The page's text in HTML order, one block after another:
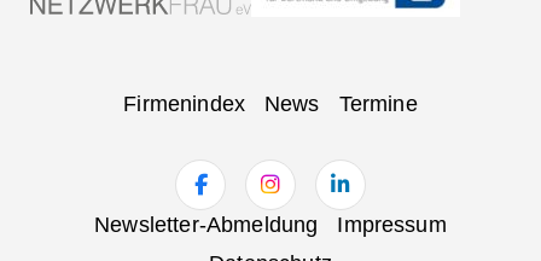
Firmenindex News Termine
NavigationNewsletter-Abmeldung
Impressum